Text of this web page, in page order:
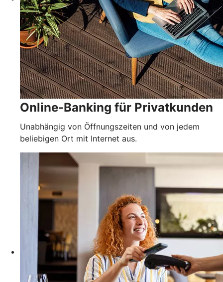
Online-Banking für Privatkunden
Unabhängig von Öffnungszeiten und von jedem
beliebigen Ort mit Internet aus.